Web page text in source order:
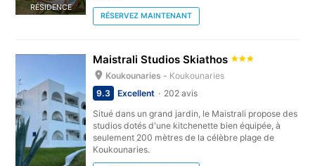
RÉSIDENCE
RÉSERVEZ MAINTENANT
Maistrali Studios Skiathos
Koukounaries - Koukounaries
9.3
Excellent
202 avis
Situé dans un grand jardin, le Maistrali propose des
studios dotés d'une kitchenette bien équipée, à
seulement 200 mètres de la célèbre plage de
Koukounaries.